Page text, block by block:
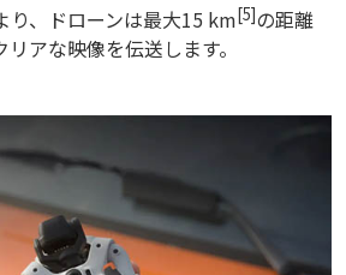
り、ドローンは最大15 km[5]の距離
アな映像を伝送します。